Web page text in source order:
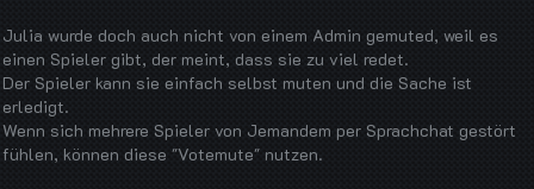
Julia wurde doch auch nicht von einem Admin gemuted, weil es
einen Spieler gibt, der meint, dass sie zu viel redet.
Der Spieler kann sie einfach selbst muten und die Sache ist
erledigt.
Wenn sich mehrere Spieler von Jemandem per Sprachchat gestört
fühlen, können diese "Votemute" nutzen.